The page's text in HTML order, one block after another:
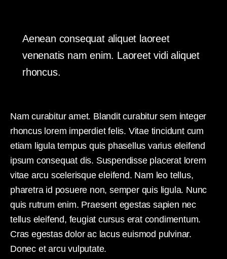
Aenean consequat aliquet laoreet
venenatis nam enim. Laoreet vidi aliquet
rhoncus.
Nam curabitur amet. Blandit curabitur sem integer
rhoncus lorem imperdiet felis. Vitae tincidunt cum
etiam ligula tempus quis phasellus varius eleifend
ipsum consequat dis. Suspendisse placerat lorem
vitae arcu scelerisque eleifend. Nam leo tellus,
pharetra id posuere non, semper quis ligula. Nunc
quis rutrum enim. Praesent egestas sapien nec
tellus eleifend, feugiat cursus erat condimentum.
Cras egestas dolor ac lacus euismod pulvinar.
Donec et arcu vulputate.